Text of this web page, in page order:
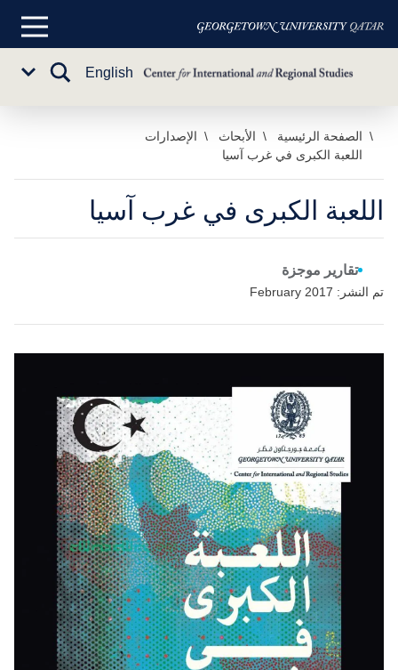
تخطي
المحتوى
الرئيسي
القائمة
English
تبديل
الصفحة الرئيسية الأبحاث
الإصدارات
اللعبة الكبرى في غرب آسيا
اللعبة الكبرى في غرب آسيا
تقارير موجزة
تم النشر: February 2017